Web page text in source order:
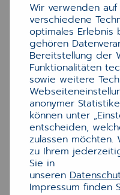
Wir verwenden
verschiedene
optimales Erlebnis
gehören
Bereitstellung der
Funktionalitäten
sowie weitere
anonymer
können unter
entscheiden,
zulassen möchten.
zu Ihrem
Sie in
unseren
Impressum finden